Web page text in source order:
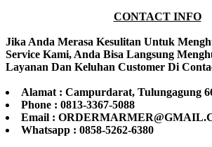
CONTACT INFO
Jika Anda Merasa Kesulitan Untuk
Service Kami, Anda Bisa Langsung
Layanan Dan Keluhan Customer Di
Alamat : Campurdarat, Tulungagung
Phone : 0813-3367-5088
Email :
Whatsapp : 0858-5262-6380